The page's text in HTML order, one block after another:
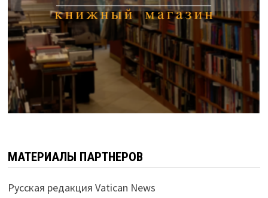
МАТЕРИАЛЫ ПАРТНЕРОВ
Русская редакция Vatican News